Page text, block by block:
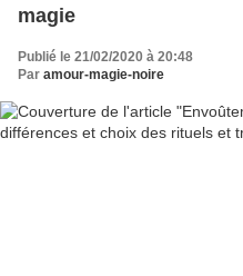
magie
Publié le 21/02/2020 à 20:48
Par amour-magie-noire